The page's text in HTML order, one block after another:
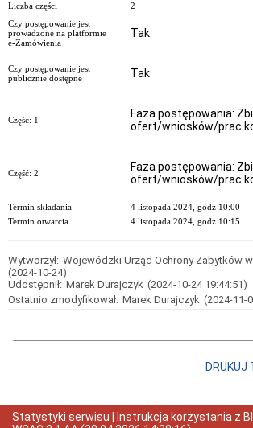
skarbowe
Szukam
legalnie
zawiadomienia,
ogłoszenia
i
zabytków
-
Wojewódzka
Ewidencja
Zawiadomienia-
Wojewódzka
Ewidencja
Zabytków
na
o
warunkach
Liczba części
2
Czy postępowanie jest
prowadzone na platformie
e-Zamówienia
Tak
Czy postępowanie jest
publicznie dostępne
Tak
Część: 1
Faza postępowania:
ofert/wniosków/prac
Część: 2
Faza postępowania:
ofert/wniosków/prac
Termin składania
4 listopada 2024, godz 10:00
Termin otwarcia
4 listopada 2024, godz 10:15
Wytworzył: Wojewódzki Urząd Ochrony Zabytków
(2024-10-24)
Udostępnił: Marek Durajczyk (2024-10-24 19:44:51)
Ostatnio zmodyfikował: Marek Durajczyk (2024-11-
DRUKUJ
Statystyki serwisu Instrukcja korzystania z